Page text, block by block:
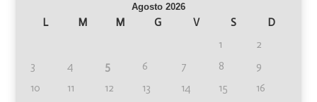
Agosto 2026
L M M G V S
D
1
2
3
4 5 6 7 8
9
10
11 12 13 14 15
16